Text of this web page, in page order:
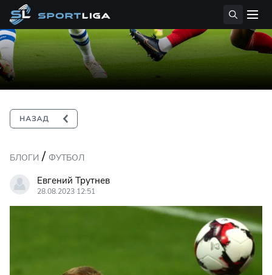
БЛОГИ / ФУТБОЛ
Евгений Трутнев
28.08.2023 12:51